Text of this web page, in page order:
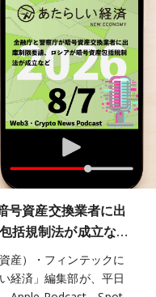
号資産交換業者に出
括規制法が成立な…
産）・フィンテックに
経済」編集部が、平日